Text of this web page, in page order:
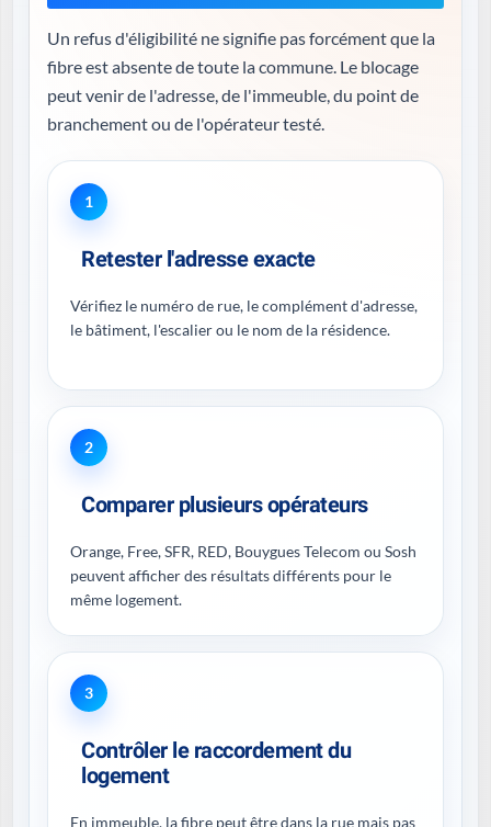
Un refus d'éligibilité ne signifie pas forcément que la
fibre est absente de toute la commune. Le blocage
peut venir de l'adresse, de l'immeuble, du point de
branchement ou de l'opérateur testé.
1
Retester l'adresse exacte
Vérifiez le numéro de rue, le complément d'adresse,
le bâtiment, l'escalier ou le nom de la résidence.
2
Comparer plusieurs opérateurs
Orange, Free, SFR, RED, Bouygues Telecom ou Sosh
peuvent afficher des résultats différents pour le
même logement.
3
Contrôler le raccordement du
logement
En immeuble, la fibre peut être dans la rue mais pas